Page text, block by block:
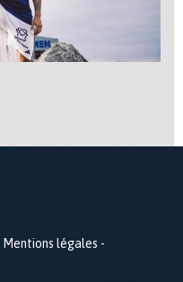
Mentions légales -